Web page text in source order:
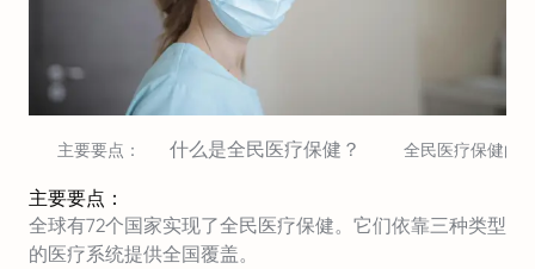
主要要点： 什么是全民医疗保健？ 全民医疗保健的
主要要点：
全球有72个国家实现了全民医疗保健。它们依靠三种类型
的医疗系统提供全国覆盖。